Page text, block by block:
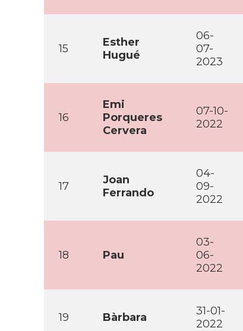
15
Esther
Hugué
06-
07-
2023
16
Emi
Porqueres
Cervera
07-10-
2022
17
Joan
Ferrando
04-
09-
2022
18 Pau
03-
06-
2022
19 Bàrbara
31-01-
2022